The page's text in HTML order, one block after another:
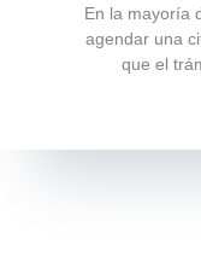
En la mayoría
agendar una
que el